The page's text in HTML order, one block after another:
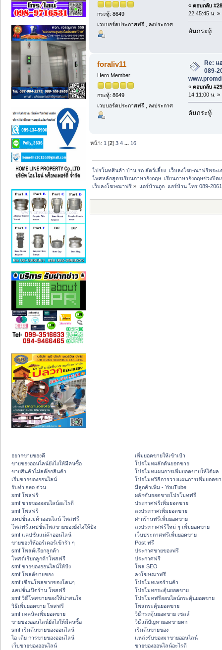
กระทู้: 8649
เวบบอร์ดประกาศฟรี , ลงประกาศ
« ตอบกลับ
22:45:45 น. »
ดันกระทู้
foraliv11
Hero Member
กระทู้: 8649
เวบบอร์ดประกาศฟรี , ลงประกาศ
Re: แ
089-
« ตอบกลับ
14:11:00 น. »
ดันกระทู้
หน้า: 1 [2]3 4 ... 16
โปรโมทสินค้า บ้าน รถ สัตว์เลี้ยง  เว็บลงโฆษณาฟรีพระเ
โพสหลักสูตรเรียนภาษาอังกฤษ  เรียนภาษาอังกฤษช่วง
เว็บลงโฆษณาฟรี » แอร์บ้านถูก  แอร์บ้าน โทร 089-
อยากขายของดี
ขายของออนไลน์ยังไงให้มีคนซื้อ
ขายสินค้าไม่สต๊อกสินค้า
เริ่มขายของออนไลน์
รับทำ seo ด่วน
smf โพสฟรี
smf ขายของออนไลน์อะไรดี
smf โพสฟรี
แคปชั่นแม่ค้าออนไลน์ โพสฟรี
โพสฟรีแคปชั่นโพสขายของยังไงให้ปัง
smf แคปชั่นแม่ค้าออนไลน์
ขายของให้ออร์เดอร์เข้ารัว ๆ
smf โพสต์เรียกลูกค้า
โพสต์เรียกลูกค้าโพสฟรี
smf ขายของออนไลน์ให้ปัง
smf โพสต์ขายของ
smf เขียนโพสขายของโดนๆ
แคปชั่นเปิดร้าน โพสฟรี
smf วิธีโพสขายของให้น่าสนใจ
วิธีเพิ่มยอดขาย โพสฟรี
smf เทคนิคเพิ่มยอดขาย
ขายของออนไลน์ยังไงให้มีคนซื้อ
smf เริ่มต้นขายของออนไลน์
ไอ เดีย การขายของออนไลน์
เว็บขายของออนไลน์
เพิ่มยอดขายให้เข้าเป้า
โปรโมทผลักดันยอดขาย
โปรโมทแผนการเพิ่มยอดขายให้ได้ผล
โปรโมทวิธีการวางแผนการเพิ่มยอดข
มีลูกค้าเพิ่ม - YouTube
ผลักดันยอดขายโปรโมทฟรี
ประกาศฟรีเพิ่มยอดขาย
ลงประกาศเพิ่มยอดขาย
ฝากร้านฟรีเพิ่มยอดขาย
ลงประกาศฟรีใหม่ ๆ เพิ่มยอดขาย
เว็บประกาศฟรีเพิ่มยอดขาย
Post ฟรี
ประกาศขายของฟรี
ประกาศฟรี
โพส SEO
ลงโฆษณาฟรี
โปรโมทเพจร้านค้า
โปรโมทกระตุ้นยอดขาย
โปรโมทฟรีออนไลน์กระตุ้นยอดขาย
โพสกระตุ้นยอดขาย
วิธีกระตุ้นยอดขาย เซลล์
วิธีแก้ปัญหายอดขายตก
เริ่มต้นขายของ
แหล่งรับของมาขายออนไลน์
ขายของออนไลน์อะไรดี